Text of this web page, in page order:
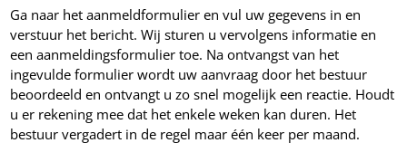
Ga naar het aanmeldformulier en vul uw gegevens in en
verstuur het bericht. Wij sturen u vervolgens informatie en
een aanmeldingsformulier toe. Na ontvangst van het
ingevulde formulier wordt uw aanvraag door het bestuur
beoordeeld en ontvangt u zo snel mogelijk een reactie. Houdt
u er rekening mee dat het enkele weken kan duren. Het
bestuur vergadert in de regel maar één keer per maand.